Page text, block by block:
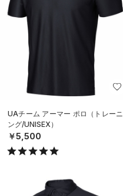
UAチーム アーマー ポロ（トレーニ
ング/UNISEX）
￥5,500